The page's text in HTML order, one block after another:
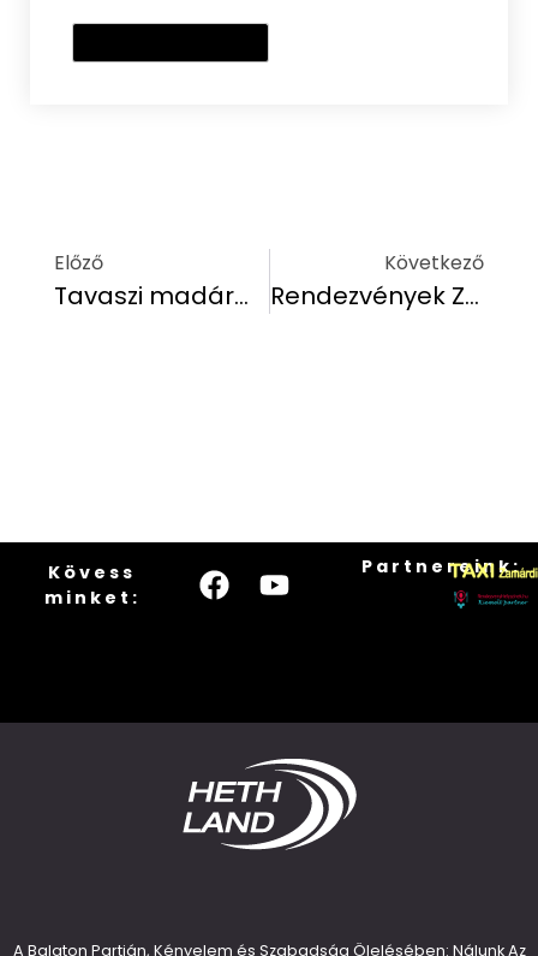
Előző
Tavaszi madármegfigyelés a Balaton körül: A legjobb helyek és tippek
Következő
Rendezvények Zamárdiban 2025-ben!
Kövess
minket:
Partnereink:
A Balaton Partján, Kényelem és Szabadság Ölelésében: Nálunk Az